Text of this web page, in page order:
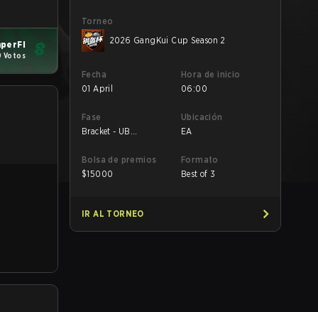
Votos
Torneo
2026 GangKui Cup Season 2
Fecha
01 April
Hora de inicio
06:00
Fase
Bracket - UB
Ubicación
EA
Bolsa de premios
$15000
Formato
Best of 3
IR AL TORNEO